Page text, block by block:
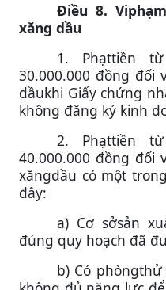
Điều 8.
xăng dầu
1. Phạttiền
30.000.000 đồng đối
dầukhi Giấy chứng
không đăng ký kinh
2. Phạttiền
40.000.000 đồng đối
xăngdầu có một
đây:
a) Cơ sởsản
đúng quy hoạch đã
b) Có